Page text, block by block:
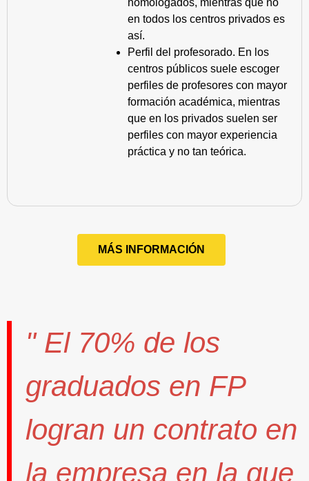
homologados, mientras que no
en todos los centros privados es
así.
Perfil del profesorado. En los
centros públicos suele escoger
perfiles de profesores con mayor
formación académica, mientras
que en los privados suelen ser
perfiles con mayor experiencia
práctica y no tan teórica.
MÁS INFORMACIÓN
" El 70% de los
graduados en FP
logran un contrato en
la empresa en la que